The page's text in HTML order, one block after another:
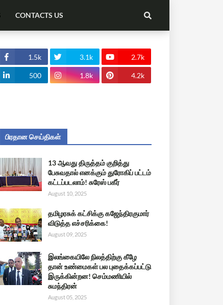
CONTACTS US
1.5k 3.1k 2.7k
500 1.8k 4.2k
பிரதான செய்திகள்
13 ஆவது திருத்தம் குறித்து
பேசுவதால் எனக்கும் துரோகிப் பட்டம்
கட்டப்படலாம்! சுரேஸ் பகீர்
August 10, 2025
தமிழரசுக் கட்சிக்கு கஜேந்திரகுமார்
விடுத்த எச்சரிக்கை!
August 09, 2025
இலங்கையிலே நிலத்திற்கு கீழே
தான் உண்மைகள் பல புதைக்கப்பட்டு
இருக்கின்றன! செம்மணியில்
சுமந்திரன்
August 05, 2025